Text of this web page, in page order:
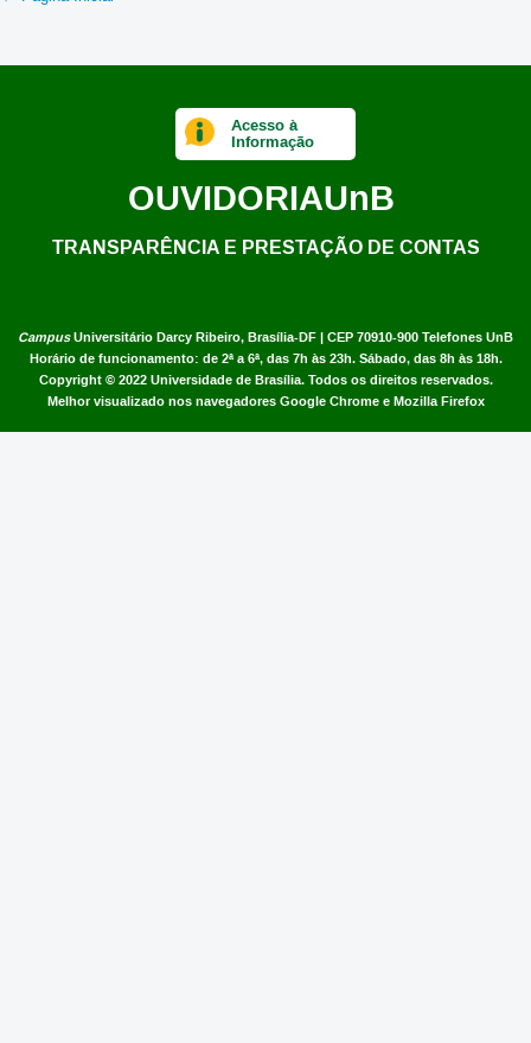
CampusUniversitário Darcy Ribeiro, Brasília-DF | CEP 70910-900 Telefones UnB
Horário de funcionamento: de 2ª a 6ª, das 7h às 23h. Sábado, das 8h às 18h.
Copyright © 2022 Universidade de Brasília. Todos os direitos reservados.
Melhor visualizado nos navegadores Google Chrome e Mozilla Firefox
Acesso à
Informação
OUVIDORIAUnB
TRANSPARÊNCIA E PRESTAÇÃO DE CONTAS